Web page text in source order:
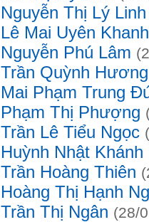
Nguyễn Thị Lý Linh
Lê Mai Uyên Khanh
Nguyễn Phú Lâm
Trần Quỳnh Hương
Mai Phạm Trung
Phạm Thị Phượng
Trần Lê Tiểu Ngọc
Huỳnh Nhật Khánh
Trần Hoàng Thiên
Hoàng Thị Hạnh
Trần Thị Ngân (28/